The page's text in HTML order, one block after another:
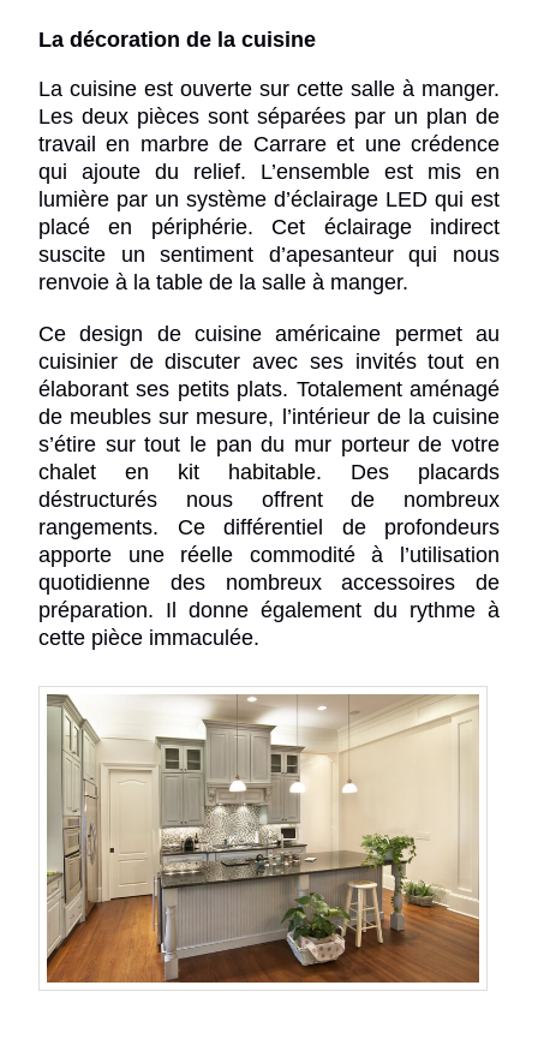
La décoration de la cuisine
La cuisine est ouverte sur cette salle à manger.
Les deux pièces sont séparées par un plan de
travail en marbre de Carrare et une crédence
qui ajoute du relief. L’ensemble est mis en
lumière par un système d’éclairage LED qui est
placé en périphérie. Cet éclairage indirect
suscite un sentiment d’apesanteur qui nous
renvoie à la table de la salle à manger.
Ce design de cuisine américaine permet au
cuisinier de discuter avec ses invités tout en
élaborant ses petits plats. Totalement aménagé
de meubles sur mesure, l’intérieur de la cuisine
s’étire sur tout le pan du mur porteur de votre
chalet en kit habitable. Des placards
déstructurés nous offrent de nombreux
rangements. Ce différentiel de profondeurs
apporte une réelle commodité à l’utilisation
quotidienne des nombreux accessoires de
préparation. Il donne également du rythme à
cette pièce immaculée.